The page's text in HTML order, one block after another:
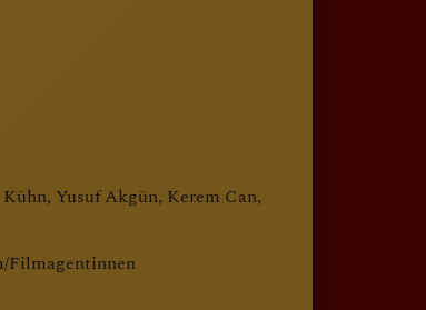
Yusuf Akgün, Kerem Can,
Filmagentinnen